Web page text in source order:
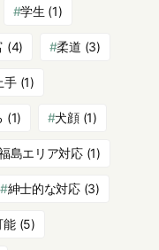
学生 (1)
(4) 柔道 (3)
手(1)
(1) 犬顔(1)
島エリア対応(1)
紳士的な対応(3)
能(5)